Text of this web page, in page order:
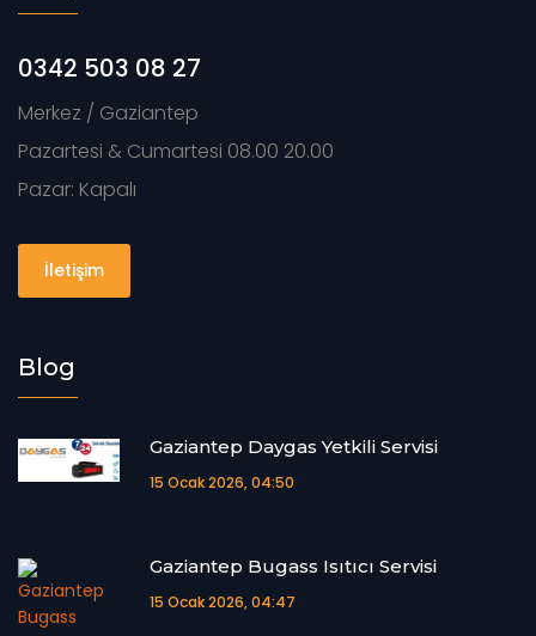
0342 503 08 27
Merkez / Gaziantep
Pazartesi & Cumartesi 08.00 20.00
Pazar: Kapalı
İletişim
Blog
Gaziantep Daygas Yetkili Servisi
15 Ocak 2026, 04:50
Gaziantep Bugass Isıtıcı Servisi
15 Ocak 2026, 04:47